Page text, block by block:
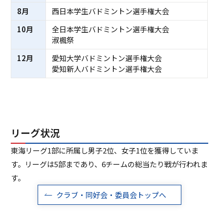
8月
西日本学生バドミントン選手権大会
10月
全日本学生バドミントン選手権大会
淑楓祭
12月
愛知大学バドミントン選手権大会
愛知新人バドミントン選手権大会
リーグ状況
東海リーグ1部に所属し男子2位、女子1位を獲得していま
す。リーグは5部まであり、6チームの総当たり戦が行われま
す。
クラブ・同好会・委員会トップへ